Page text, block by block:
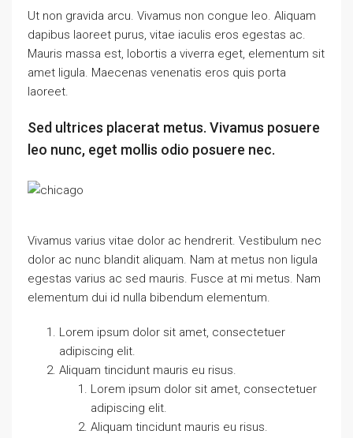
Ut non gravida arcu. Vivamus non congue leo. Aliquam
dapibus laoreet purus, vitae iaculis eros egestas ac.
Mauris massa est, lobortis a viverra eget, elementum sit
amet ligula. Maecenas venenatis eros quis porta
laoreet.
Sed ultrices placerat metus. Vivamus posuere
leo nunc, eget mollis odio posuere nec.
Vivamus varius vitae dolor ac hendrerit. Vestibulum nec
dolor ac nunc blandit aliquam. Nam at metus non ligula
egestas varius ac sed mauris. Fusce at mi metus. Nam
elementum dui id nulla bibendum elementum.
Lorem ipsum dolor sit amet, consectetuer
adipiscing elit.
Aliquam tincidunt mauris eu risus.
Lorem ipsum dolor sit amet, consectetuer
adipiscing elit.
Aliquam tincidunt mauris eu risus.